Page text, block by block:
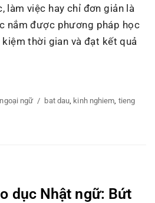
làm việc hay chỉ đơn giản là
nắm được phương pháp học
thời gian và đạt kết quả
tiếng Nhật cho người mới bắt đầu”
ngữ Tags
bat dau kinh nghiem tieng
dục Nhật ngữ: Bứt